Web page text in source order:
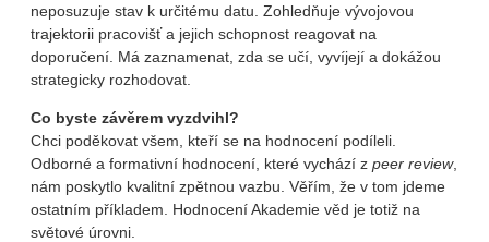
neposuzuje stav k určitému datu. Zohledňuje vývojovou
trajektorii pracovišť a jejich schopnost reagovat na
doporučení. Má zaznamenat, zda se učí, vyvíjejí a dokážou
strategicky rozhodovat.
Co byste závěrem vyzdvihl?
Chci poděkovat všem, kteří se na hodnocení podíleli.
Odborné a formativní hodnocení, které vychází z peer review,
nám poskytlo kvalitní zpětnou vazbu. Věřím, že v tom jdeme
ostatním příkladem. Hodnocení Akademie věd je totiž na
světové úrovni.